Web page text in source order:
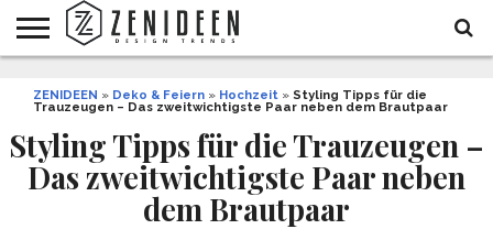
INNENDESIGN
ARCHITEKTUR
GARTEN
UND
LIFESTYLE
DEKO
&
DIY
STYLE
REZEPTE
GESUNDHEIT
WEIHNACHTEN
ZENIDEEN » Deko & Feiern » Hochzeit » Styling Tipps für die
Trauzeugen – Das zweitwichtigste Paar neben dem Brautpaar
Styling Tipps für die Trauzeugen –
Das zweitwichtigste Paar neben
dem Brautpaar